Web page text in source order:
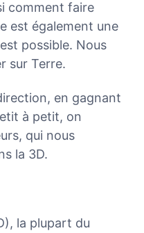
comment faire
est également une
possible. Nous
sur Terre.
en gagnant
à petit, on
qui nous
la 3D.
la plupart du